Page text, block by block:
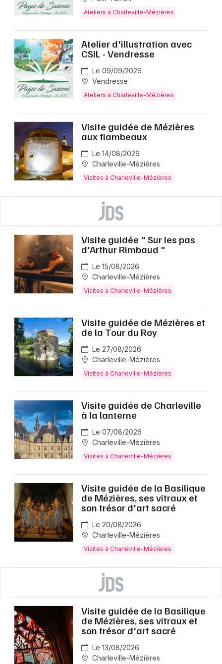
Ateliers à Charleville-Mézières
Atelier d'illustration avec
CSIL - Vendresse
Le 09/09/2026
Vendresse
Ateliers à Charleville-Mézières
Visite guidée de Mézières
aux flambeaux
Le 14/08/2026
Charleville-Mézières
Visites à Charleville-Mézières
Visite guidée " Sur les pas
d'Arthur Rimbaud "
Le 15/08/2026
Charleville-Mézières
Visites à Charleville-Mézières
Visite guidée de Mézières et
de la Tour du Roy
Le 27/08/2026
Charleville-Mézières
Visites à Charleville-Mézières
Visite guidée de Charleville
à la lanterne
Le 07/08/2026
Charleville-Mézières
Visites à Charleville-Mézières
Visite guidée de la Basilique
de Mézières, ses vitraux et
son trésor d'art sacré
Le 20/08/2026
Charleville-Mézières
Visites à Charleville-Mézières
Visite guidée de la Basilique
de Mézières, ses vitraux et
son trésor d'art sacré
Le 13/08/2026
Charleville-Mézières